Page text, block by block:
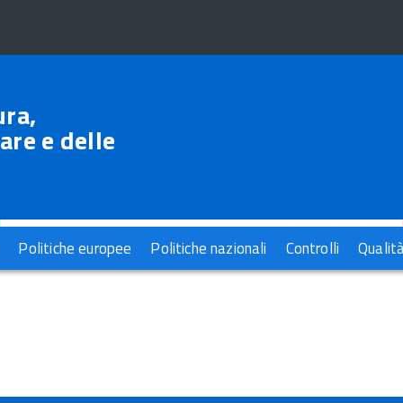
e delle
Politiche europee Politiche nazionali Controlli